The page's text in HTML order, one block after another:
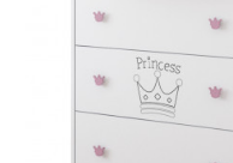
UPOREDI